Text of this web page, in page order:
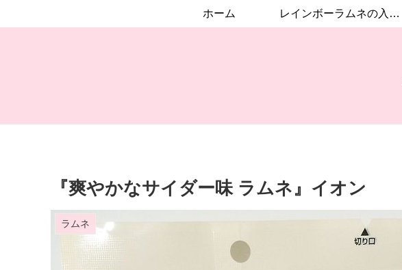
ホーム レインボーラムネの入手方法
『爽やかなサイダー味 ラムネ』イオン
ラムネ